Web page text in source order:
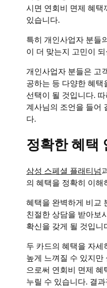
시면 연회비 면제 혜택
있습니다.
특히 개인사업자 분들
이 더 맞는지 고민이
개인사업자 분들은 고
공하는 등 다양한 혜택
선택이 될 것입니다.
계사님의 조언을 들어
다.
정확한 혜택
삼성 스페셜 플래티넘
의 혜택을 정확히 이해
혜택을 완벽하게 비교
친절한 상담을 받아보
확신을 갖게 될 것입니
두 카드의 혜택을 자
높게 느껴질 수 있지
으로써 연회비 면제
누릴 수 있습니다. 결